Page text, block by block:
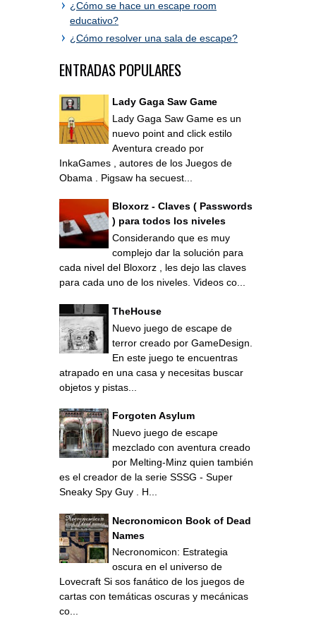
¿Cómo se hace un escape room
educativo?
¿Cómo resolver una sala de escape?
ENTRADAS POPULARES
Lady Gaga Saw Game
Lady Gaga Saw Game es un
nuevo point and click estilo
Aventura creado por
InkaGames , autores de los Juegos de
Obama . Pigsaw ha secuest...
Bloxorz - Claves ( Passwords
) para todos los niveles
Considerando que es muy
complejo dar la solución para
cada nivel del Bloxorz , les dejo las claves
para cada uno de los niveles. Videos co...
TheHouse
Nuevo juego de escape de
terror creado por GameDesign.
En este juego te encuentras
atrapado en una casa y necesitas buscar
objetos y pistas...
Forgoten Asylum
Nuevo juego de escape
mezclado con aventura creado
por Melting-Minz quien también
es el creador de la serie SSSG - Super
Sneaky Spy Guy . H...
Necronomicon Book of Dead
Names
Necronomicon: Estrategia
oscura en el universo de
Lovecraft Si sos fanático de los juegos de
cartas con temáticas oscuras y mecánicas
co...